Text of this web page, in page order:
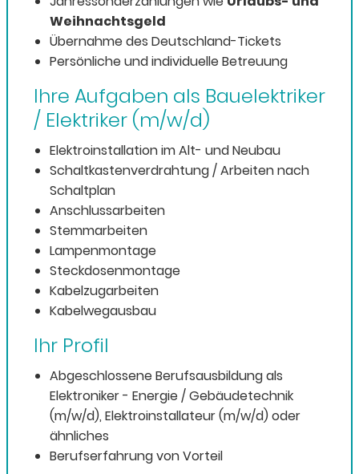
Weihnachtsgeld
Übernahme des Deutschland-Tickets
Persönliche und individuelle Betreuung
Ihre Aufgaben als Bauelektriker
/ Elektriker (m/w/d)
Elektroinstallation im Alt- und Neubau
Schaltkastenverdrahtung / Arbeiten nach
Schaltplan
Anschlussarbeiten
Stemmarbeiten
Lampenmontage
Steckdosenmontage
Kabelzugarbeiten
Kabelwegausbau
Ihr Profil
Abgeschlossene Berufsausbildung als
Elektroniker - Energie / Gebäudetechnik
(m/w/d), Elektroinstallateur (m/w/d) oder
ähnliches
Berufserfahrung von Vorteil